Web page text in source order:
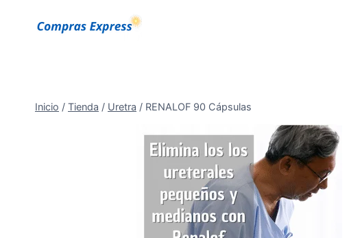
Inicio / Tienda / Uretra / RENALOF 90 Cápsulas